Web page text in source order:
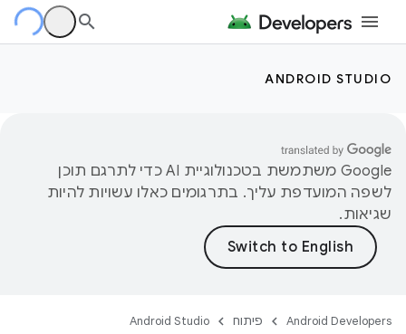
ANDROID STUDIO
‫Google משתמשת בטכנולוגיית AI כדי לתרגם תוכן
לשפה המועדפת עליך. בתרגומים כאלו עשויות להיות
שגיאות.
Android Developers פיתוח
Android Studio